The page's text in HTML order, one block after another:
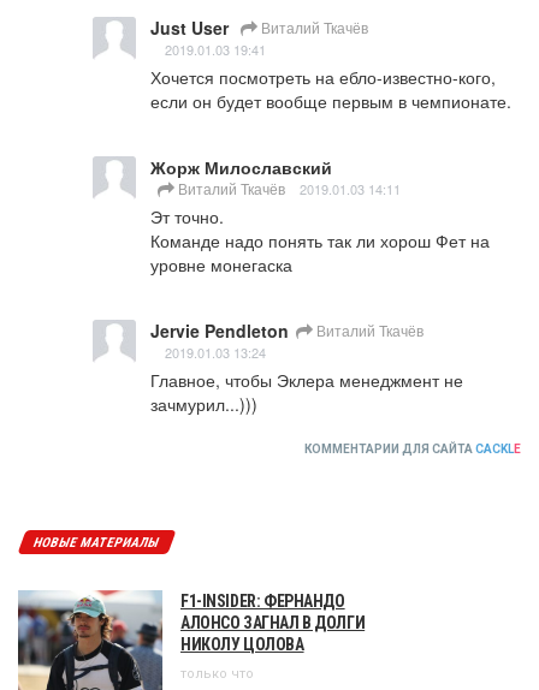
Just User Виталий Ткачёв
2019.01.03 19:41
Хочется посмотреть на ебло-известно-кого,
если он будет вообще первым в чемпионате.
Жорж Милославский
Виталий Ткачёв 2019.01.03 14:11
Эт точно.
Команде надо понять так ли хорош Фет на
уровне монегаска
Jervie Pendleton Виталий Ткачёв
2019.01.03 13:24
Главное, чтобы Эклера менеджмент не
зачмурил...)))
КОММЕНТАРИИ ДЛЯ САЙТА CACKLE
НОВЫЕ МАТЕРИАЛЫ
F1-INSIDER: ФЕРНАНДО
АЛОНСО ЗАГНАЛ В ДОЛГИ
НИКОЛУ ЦОЛОВА
только что